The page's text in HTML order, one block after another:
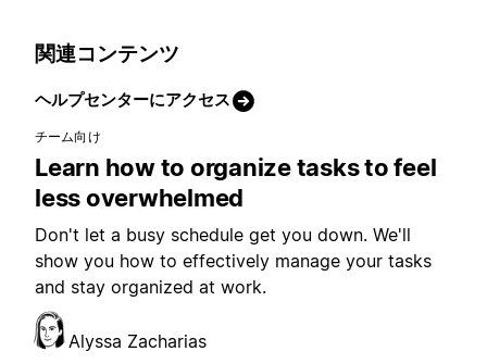
関連コンテンツ
ヘルプセンターにアクセス
チーム向け
Learn how to organize tasks to feel
less overwhelmed
Don't let a busy schedule get you down. We'll
show you how to effectively manage your tasks
and stay organized at work.
Alyssa Zacharias